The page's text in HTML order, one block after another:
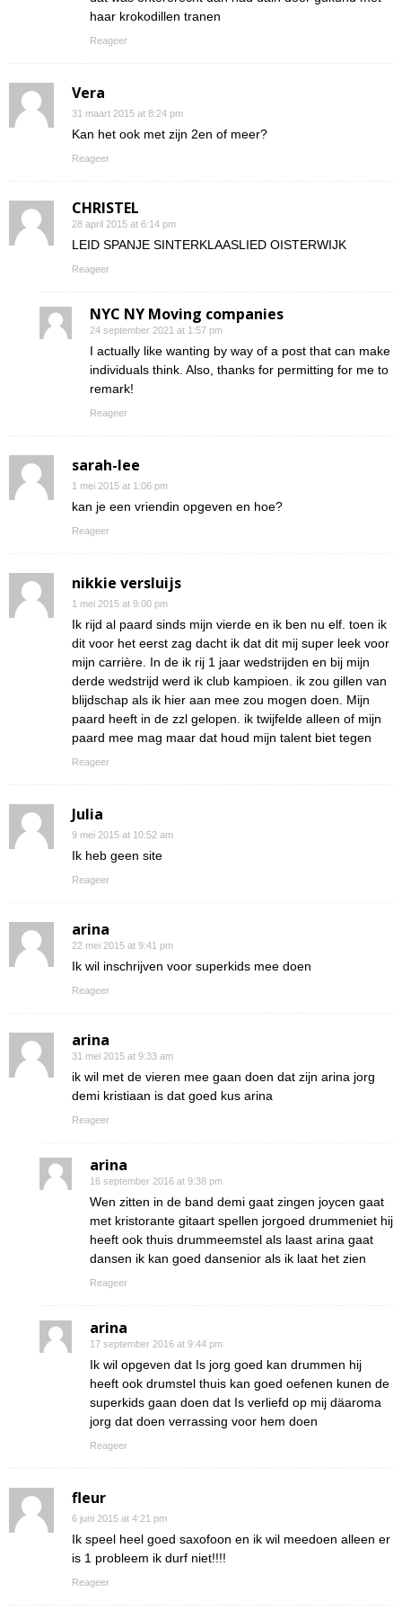
haar krokodillen tranen
Reageer
Vera
31 maart 2015 at 8:24 pm
Kan het ook met zijn 2en of meer?
Reageer
CHRISTEL
28 april 2015 at 6:14 pm
LEID SPANJE SINTERKLAASLIED OISTERWIJK
Reageer
NYC NY Moving companies
24 september 2021 at 1:57 pm
I actually like wanting by way of a post that can make
individuals think. Also, thanks for permitting for me to
remark!
Reageer
sarah-lee
1 mei 2015 at 1:06 pm
kan je een vriendin opgeven en hoe?
Reageer
nikkie versluijs
1 mei 2015 at 9:00 pm
Ik rijd al paard sinds mijn vierde en ik ben nu elf. toen ik
dit voor het eerst zag dacht ik dat dit mij super leek voor
mijn carrière. In de ik rij 1 jaar wedstrijden en bij mijn
derde wedstrijd werd ik club kampioen. ik zou gillen van
blijdschap als ik hier aan mee zou mogen doen. Mijn
paard heeft in de zzl gelopen. ik twijfelde alleen of mijn
paard mee mag maar dat houd mijn talent biet tegen
Reageer
Julia
9 mei 2015 at 10:52 am
Ik heb geen site
Reageer
arina
22 mei 2015 at 9:41 pm
Ik wil inschrijven voor superkids mee doen
Reageer
arina
31 mei 2015 at 9:33 am
ik wil met de vieren mee gaan doen dat zijn arina jorg
demi kristiaan is dat goed kus arina
Reageer
arina
16 september 2016 at 9:38 pm
Wen zitten in de band demi gaat zingen joycen gaat
met kristorante gitaart spellen jorgoed drummeniet hij
heeft ook thuis drummeemstel als laast arina gaat
dansen ik kan goed dansenior als ik laat het zien
Reageer
arina
17 september 2016 at 9:44 pm
Ik wil opgeven dat Is jorg goed kan drummen hij
heeft ook drumstel thuis kan goed oefenen kunen de
superkids gaan doen dat Is verliefd op mij däaroma
jorg dat doen verrassing voor hem doen
Reageer
fleur
6 juni 2015 at 4:21 pm
Ik speel heel goed saxofoon en ik wil meedoen alleen er
is 1 probleem ik durf niet!!!!
Reageer